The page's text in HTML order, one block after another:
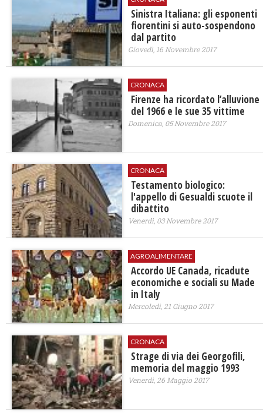
Sinistra Italiana: gli esponenti
fiorentini si auto-sospendono
dal partito
Giovedì, 16 Novembre 2017
CRONACA
Firenze ha ricordato l’alluvione
del 1966 e le sue 35 vittime
Domenica, 05 Novembre 2017
CRONACA
Testamento biologico:
l'appello di Gesualdi scuote il
dibattito
Venerdì, 03 Novembre 2017
AGROALIMENTARE
Accordo UE Canada, ricadute
economiche e sociali su Made
in Italy
Mercoledì, 21 Giugno 2017
CRONACA
Strage di via dei Georgofili,
memoria del maggio 1993
Venerdì, 26 Maggio 2017